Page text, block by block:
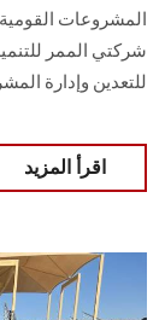
المشروعات القومية
شركتي الممر
للتعدين وإدارة
اقرأ المزيد